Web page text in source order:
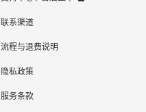
联系渠道
流程与退费说明
隐私政策
服务条款